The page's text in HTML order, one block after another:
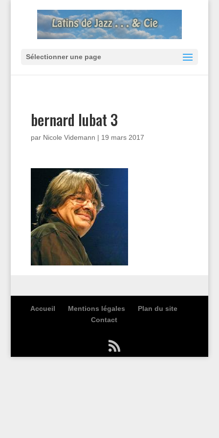
Sélectionner une page
bernard lubat 3
par Nicole Videmann | 19 mars 2017
Accueil Mentions légales
Plan du site
Contact